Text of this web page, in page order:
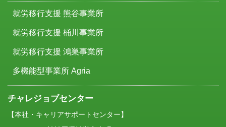
就労移行支援 熊谷事業所
就労移行支援 桶川事業所
就労移行支援 鴻巣事業所
多機能型事業所 Agria
チャレジョブセンター
【本社・キャリアサポートセンター】